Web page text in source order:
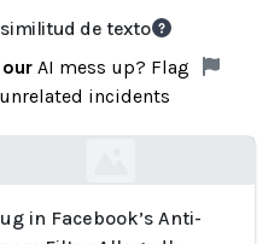
similitud de texto
our AI mess up? Flag
incidents
in Facebook’s Anti-